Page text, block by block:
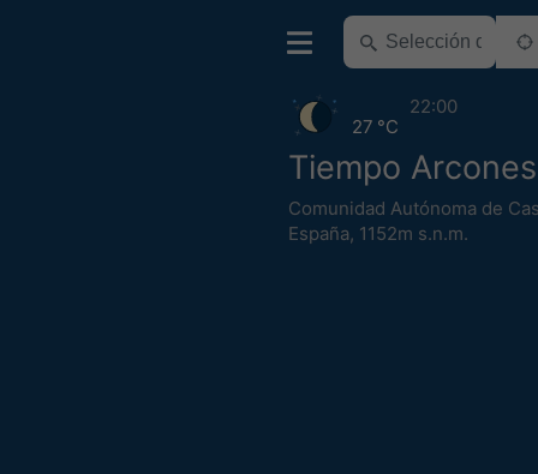
Tiempo Arcones
Comunidad Autónoma de
España, 1152m s.n.m.
27 °C
22:00